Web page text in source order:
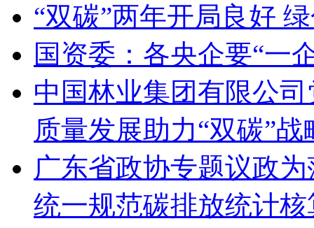
“双碳”两年开局良好
国资委：各央企要“一
中国林业集团有限公
质量发展助力“双碳”战
广东省政协专题议政
统一规范碳排放统计